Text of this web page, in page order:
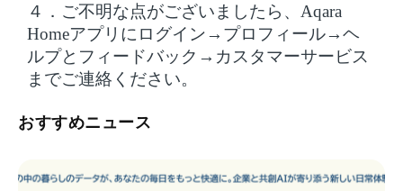
４．ご不明な点がございましたら、 Aqara
Homeアプリにログイン→プロフィール→ヘ
ルプとフィードバック→カスタマーサービス
までご連絡ください。
おすすめニュース